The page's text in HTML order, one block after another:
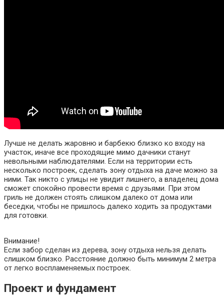
Лучше не делать жаровню и барбекю близко ко входу на
участок, иначе все проходящие мимо дачники станут
невольными наблюдателями. Если на территории есть
несколько построек, сделать зону отдыха на даче можно за
ними. Так никто с улицы не увидит лишнего, а владелец дома
сможет спокойно провести время с друзьями. При этом
гриль не должен стоять слишком далеко от дома или
беседки, чтобы не пришлось далеко ходить за продуктами
для готовки.
Внимание!
Если забор сделан из дерева, зону отдыха нельзя делать
слишком близко. Расстояние должно быть минимум 2 метра
от легко воспламеняемых построек.
Проект и фундамент